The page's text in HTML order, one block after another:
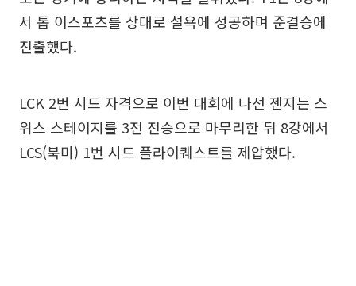
서 톱 이스포츠를 상대로 설욕에 성공하며 준결승에
진출했다.
LCK 2번 시드 자격으로 이번 대회에 나선 젠지는 스
위스 스테이지를 3전 전승으로 마무리한 뒤 8강에서
LCS(북미) 1번 시드 플라이퀘스트를 제압했다.